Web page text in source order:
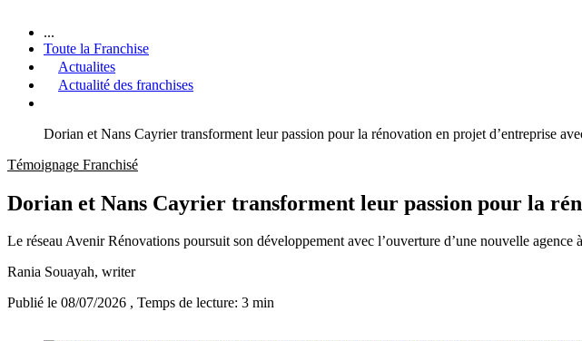
...
Toute la Franchise
Actualites
Actualité des franchises
Dorian et Nans Cayrier transforment leur passion pour la rénovation en projet d’entreprise
Témoignage Franchisé
Dorian et Nans Cayrier transforment leur passion pour la
Le réseau Avenir Rénovations poursuit son développement avec l’ouverture d’une nouvelle agence
Rania Souayah, writer
Publié le 08/07/2026 , Temps de lecture: 3 min